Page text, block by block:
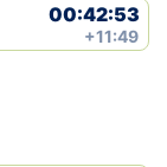
00:42:53
+11:49